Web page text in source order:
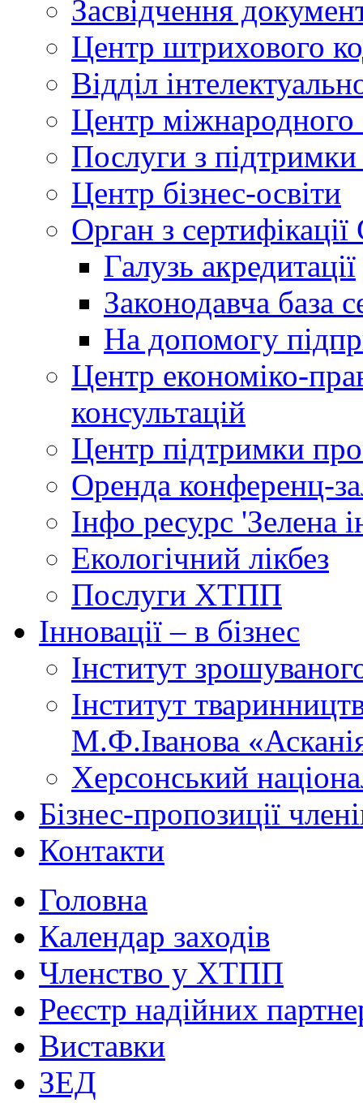
Засвідчення
Центр штрихового
Відділ
Центр міжнародного
Послуги з підтримки
Центр бізнес-освіти
Орган з
Галузь акредитації
Законодавча база
На допомогу
Центр економіко-
консультацій
Центр підтримки
Оренда конференц-
Інфо ресурс 'Зелена
Екологічний лікбез
Послуги ХТПП
Інновації – в бізнес
Інститут
Інститут
М.Ф.Іванова
Херсонський
Бізнес-пропозиції
Контакти
Головна
Календар заходів
Членство у ХТПП
Реєстр надійних
Виставки
ЗЕД